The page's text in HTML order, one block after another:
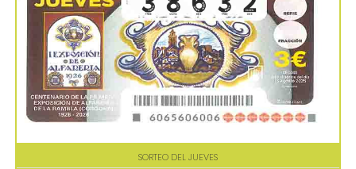
SORTEO DEL JUEVES